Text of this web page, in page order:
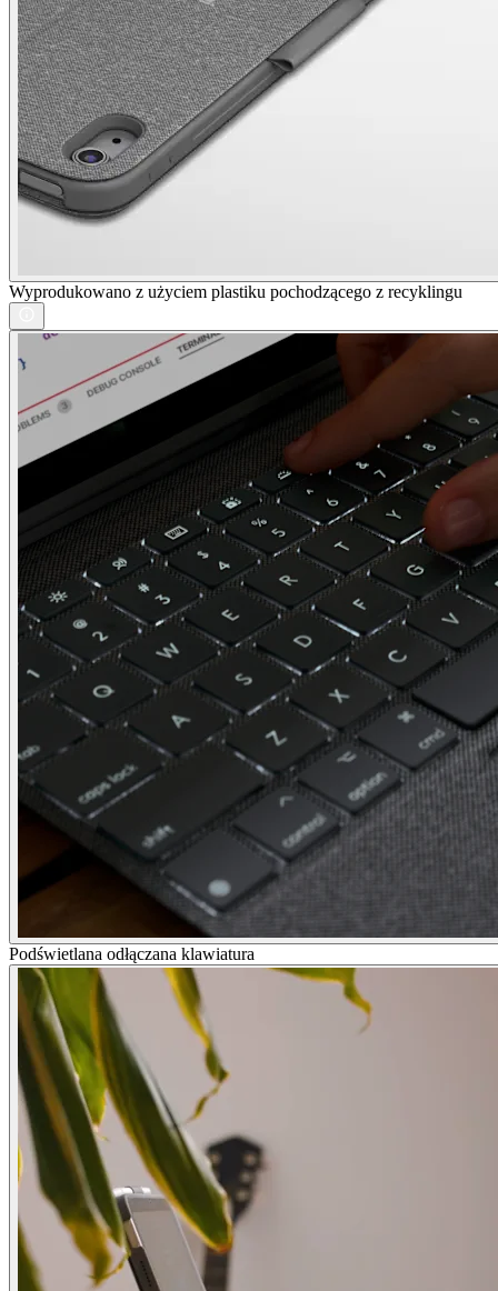
Wyprodukowano z użyciem plastiku pochodzącego z recyklingu
Podświetlana odłączana klawiatura